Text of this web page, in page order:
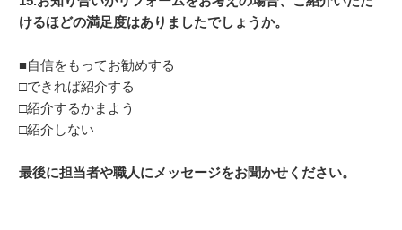
けるほどの満足度はありましたでしょうか。
■自信をもってお勧めする
□できれば紹介する
□紹介するかまよう
□紹介しない
最後に担当者や職人にメッセージをお聞かせください。